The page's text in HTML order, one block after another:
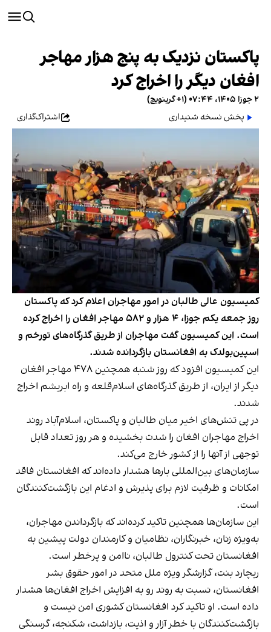
پاکستان نزدیک به پنج هزار مهاجر
افغان دیگر را اخراج کرد
۲ جوزا ۱۴۰۵، ۰۷:۴۴ (‎+۱ گرینویچ)
پخش نسخه شنیداری
اشتراک‌گذاری
کمیسیون عالی طالبان در امور مهاجران اعلام کرد که پاکستان
روز جمعه یکم جوزا، ۴ هزار و ۵۸۲ مهاجر افغان را اخراج کرده
است. این کمیسیون گفت مهاجران از طریق گذرگاه‌های تورخم و
اسپین‌بولدک به افغانستان بازگردانده شدند.
این کمیسیون افزود که روز شنبه همچنین ۴۷۸ مهاجر افغان
دیگر از ایران، از طریق گذرگاه‌های اسلام‌قلعه و راه ابریشم اخراج
شدند.
در پی تنش‌های اخیر میان طالبان و پاکستان، اسلام‌آباد روند
اخراج مهاجران افغان را شدت بخشیده و هر روز تعداد قابل
توجهی از آنها را از کشور خارج می‌کند.
سازمان‌های بین‌المللی بارها هشدار داده‌اند که افغانستان فاقد
امکانات و ظرفیت لازم برای پذیرش و ادغام این بازگشت‌کنندگان
است.
این سازمان‌ها همچنین تاکید کرده‌اند که بازگرداندن مهاجران،
به‌ویژه زنان، خبرنگاران، نظامیان و کارمندان دولت پیشین به
افغانستان تحت کنترول طالبان، ناامن و پرخطر است.
ریچارد بنت، گزارشگر ویژه ملل متحد در امور حقوق بشر
افغانستان، نسبت به روند رو به افزایش اخراج افغان‌ها هشدار
داده است. او تاکید کرد افغانستان کشوری امن نیست و
بازگشت‌کنندگان با خطر آزار و اذیت، بازداشت، شکنجه، گرسنگی